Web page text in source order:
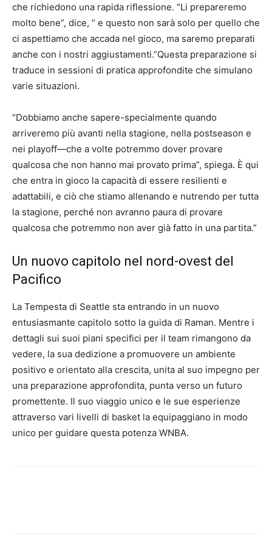
che richiedono una rapida riflessione. “Li prepareremo
molto bene”, dice, ” e questo non sarà solo per quello che
ci aspettiamo che accada nel gioco, ma saremo preparati
anche con i nostri aggiustamenti.”Questa preparazione si
traduce in sessioni di pratica approfondite che simulano
varie situazioni.
“Dobbiamo anche sapere-specialmente quando
arriveremo più avanti nella stagione, nella postseason e
nei playoff—che a volte potremmo dover provare
qualcosa che non hanno mai provato prima”, spiega. È qui
che entra in gioco la capacità di essere resilienti e
adattabili, e ciò che stiamo allenando e nutrendo per tutta
la stagione, perché non avranno paura di provare
qualcosa che potremmo non aver già fatto in una partita.”
Un nuovo capitolo nel nord-ovest del
Pacifico
La Tempesta di Seattle sta entrando in un nuovo
entusiasmante capitolo sotto la guida di Raman. Mentre i
dettagli sui suoi piani specifici per il team rimangono da
vedere, la sua dedizione a promuovere un ambiente
positivo e orientato alla crescita, unita al suo impegno per
una preparazione approfondita, punta verso un futuro
promettente. Il suo viaggio unico e le sue esperienze
attraverso vari livelli di basket la equipaggiano in modo
unico per guidare questa potenza WNBA.